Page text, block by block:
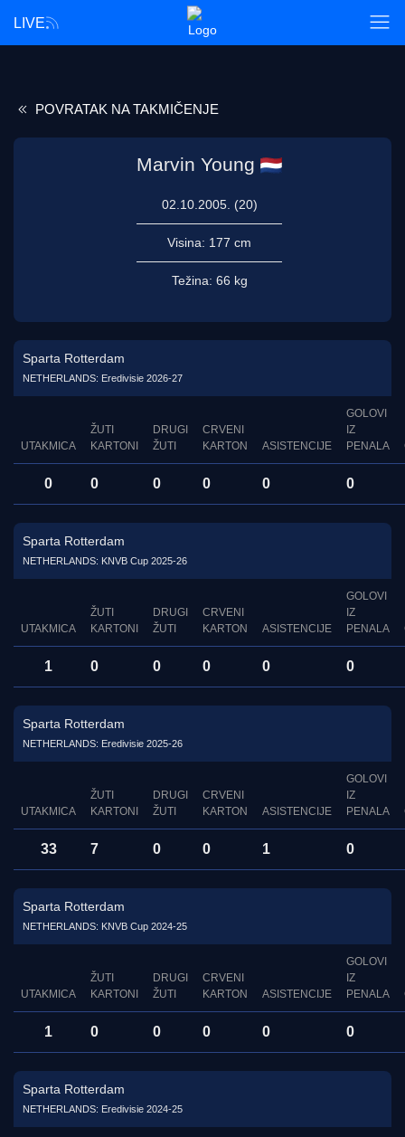
LIVE
POVRATAK NA TAKMIČENJE
Marvin Young
02.10.2005. (20)
Visina: 177 cm
Težina: 66 kg
Sparta Rotterdam
NETHERLANDS: Eredivisie 2026-27
UTAKMICA
ŽUTI
KARTONI
DRUGI
ŽUTI
CRVENI
KARTON
ASISTENCIJE
GOLOVI
IZ
PENALA
0 0 0 0 0 0
Sparta Rotterdam
NETHERLANDS: KNVB Cup 2025-26
UTAKMICA
ŽUTI
KARTONI
DRUGI
ŽUTI
CRVENI
KARTON
ASISTENCIJE
GOLOVI
IZ
PENALA
1 0 0 0 0 0
Sparta Rotterdam
NETHERLANDS: Eredivisie 2025-26
UTAKMICA
ŽUTI
KARTONI
DRUGI
ŽUTI
CRVENI
KARTON
ASISTENCIJE
GOLOVI
IZ
PENALA
33 7 0 0 1 0
Sparta Rotterdam
NETHERLANDS: KNVB Cup 2024-25
UTAKMICA
ŽUTI
KARTONI
DRUGI
ŽUTI
CRVENI
KARTON
ASISTENCIJE
GOLOVI
IZ
PENALA
1 0 0 0 0 0
Sparta Rotterdam
NETHERLANDS: Eredivisie 2024-25